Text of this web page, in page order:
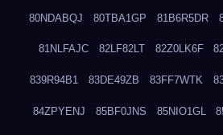
80NDABQJ 80TBA1GP 81B6R5DR
81NLFAJC 82LF82LT 82Z0LK6F
839R94B1 83DE49ZB 83FF7WTK
84ZPYENJ 85BF0JNS 85NIO1GL